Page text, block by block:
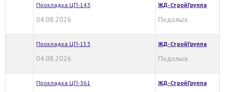
Прокладка ЦП-143
04.08.2026
ЖД-СтройГруппа
Подольск
Прокладка ЦП-153
04.08.2026
ЖД-СтройГруппа
Подольск
Прокладка ЦП-361 ЖД-СтройГруппа